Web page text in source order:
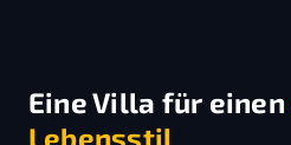
Eine Villa für einen
Lebensstil